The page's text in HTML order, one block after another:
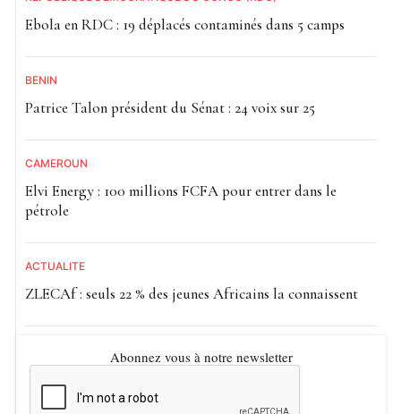
Ebola en RDC : 19 déplacés contaminés dans 5 camps
BÉNIN
Patrice Talon président du Sénat : 24 voix sur 25
CAMEROUN
Elvi Energy : 100 millions FCFA pour entrer dans le
pétrole
ACTUALITE
ZLECAf : seuls 22 % des jeunes Africains la connaissent
Abonnez vous à notre newsletter